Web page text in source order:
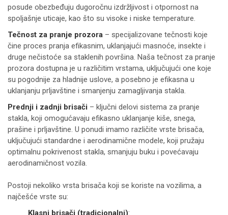
posude obezbeđuju dugoročnu izdržljivost i otpornost na
spoljašnje uticaje, kao što su visoke i niske temperature.
Tečnost za pranje prozora – specijalizovane tečnosti koje
čine proces pranja efikasnim, uklanjajući masnoće, insekte i
druge nečistoće sa staklenih površina. Naša tečnost za pranje
prozora dostupna je u različitim vrstama, uključujući one koje
su pogodnije za hladnije uslove, a posebno je efikasna u
uklanjanju prljavštine i smanjenju zamagljivanja stakla.
Prednji i zadnji brisači – ključni delovi sistema za pranje
stakla, koji omogućavaju efikasno uklanjanje kiše, snega,
prašine i prljavštine. U ponudi imamo različite vrste brisača,
uključujući standardne i aerodinamične modele, koji pružaju
optimalnu pokrivenost stakla, smanjuju buku i povećavaju
aerodinamičnost vozila.
Postoji nekoliko vrsta brisača koji se koriste na vozilima, a
najčešće vrste su:
Klasni brisači (tradicionalni):